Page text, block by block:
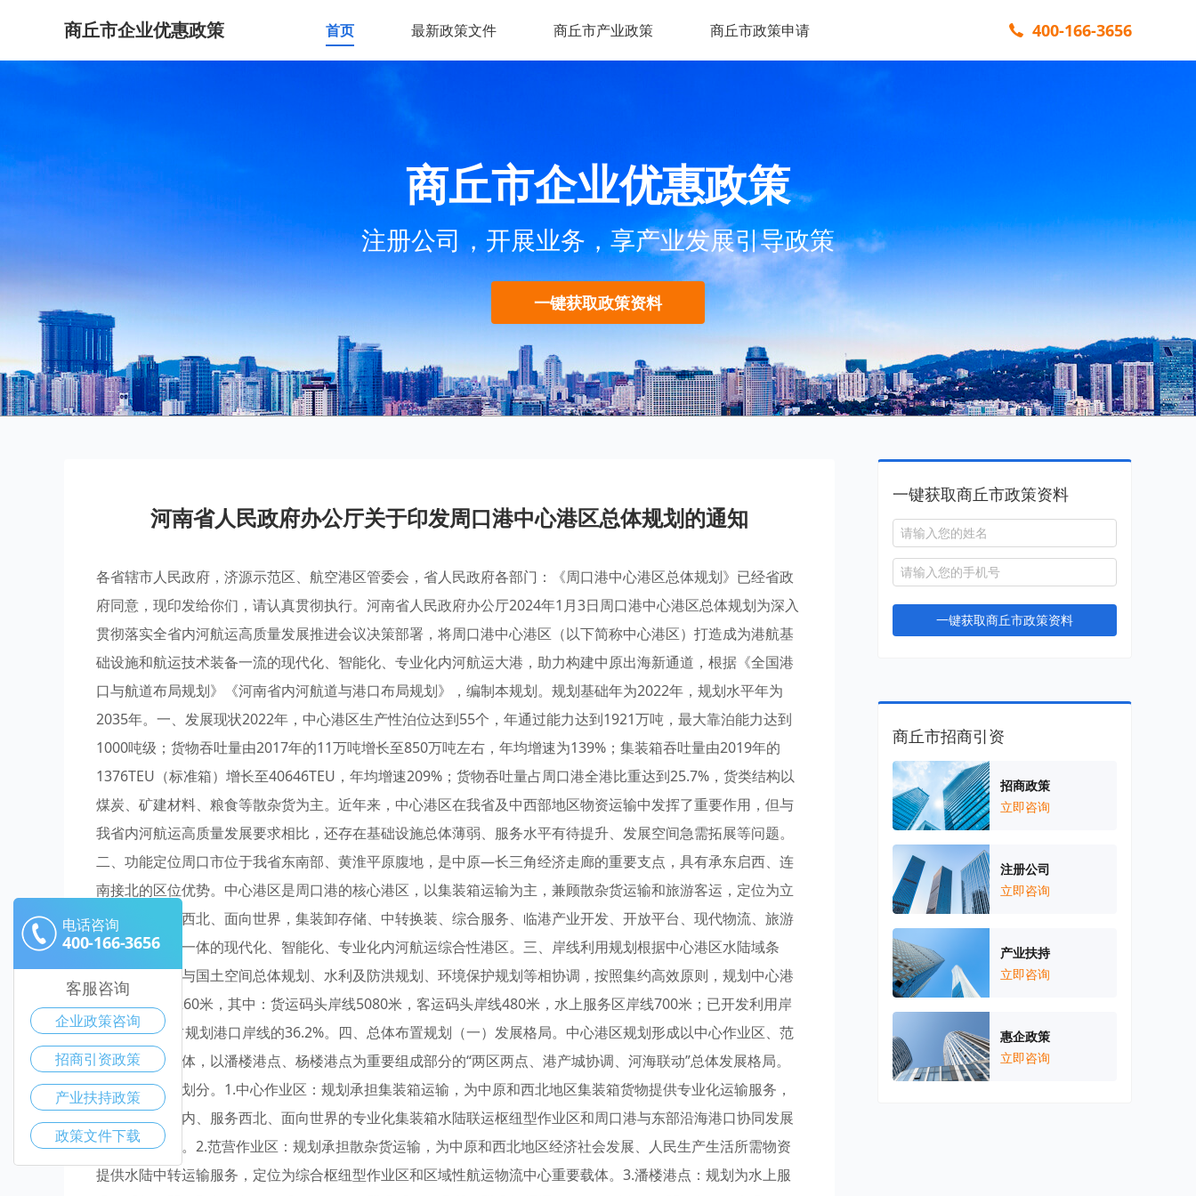
商丘市企业优惠政策 首页 最新政策文件 商丘市产业政策 商丘市政策申请 400-166-3656
商丘市企业优惠政策
注册公司，开展业务，享产业发展引导政策
一键获取政策资料
河南省人民政府办公厅关于印发周口港中心港区总体规划的通知
各省辖市人民政府，济源示范区、航空港区管委会，省人民政府各部门：《周口港中心港区总体规划》已经省政
府同意，现印发给你们，请认真贯彻执行。河南省人民政府办公厅2024年1月3日周口港中心港区总体规划为深入
贯彻落实全省内河航运高质量发展推进会议决策部署，将周口港中心港区（以下简称中心港区）打造成为港航基
础设施和航运技术装备一流的现代化、智能化、专业化内河航运大港，助力构建中原出海新通道，根据《全国港
口与航道布局规划》《河南省内河航道与港口布局规划》，编制本规划。规划基础年为2022年，规划水平年为
2035年。一、发展现状2022年，中心港区生产性泊位达到55个，年通过能力达到1921万吨，最大靠泊能力达到
1000吨级；货物吞吐量由2017年的11万吨增长至850万吨左右，年均增速为139%；集装箱吞吐量由2019年的
1376TEU（标准箱）增长至40646TEU，年均增速209%；货物吞吐量占周口港全港比重达到25.7%，货类结构以
煤炭、矿建材料、粮食等散杂货为主。近年来，中心港区在我省及中西部地区物资运输中发挥了重要作用，但与
我省内河航运高质量发展要求相比，还存在基础设施总体薄弱、服务水平有待提升、发展空间急需拓展等问题。
二、功能定位周口市位于我省东南部、黄淮平原腹地，是中原—长三角经济走廊的重要支点，具有承东启西、连
南接北的区位优势。中心港区是周口港的核心港区，以集装箱运输为主，兼顾散杂货运输和旅游客运，定位为立
足中原、服务西北、面向世界，集装卸存储、中转换装、综合服务、临港产业开发、开放平台、现代物流、旅游
客运等功能于一体的现代化、智能化、专业化内河航运综合性港区。三、岸线利用规划根据中心港区水陆域条
件，统筹考虑与国土空间总体规划、水利及防洪规划、环境保护规划等相协调，按照集约高效原则，规划中心港
区港口岸线6260米，其中：货运码头岸线5080米，客运码头岸线480米，水上服务区岸线700米；已开发利用岸
线2265米，占规划港口岸线的36.2%。四、总体布置规划（一）发展格局。中心港区规划形成以中心作业区、范
营作业区为主体，以潘楼港点、杨楼港点为重要组成部分的“两区两点、港产城协调、河海联动”总体发展格局。
（二）作业区划分。1.中心作业区：规划承担集装箱运输，为中原和西北地区集装箱货物提供专业化运输服务，
定位为立足国内、服务西北、面向世界的专业化集装箱水陆联运枢纽型作业区和周口港与东部沿海港口协同发展
的核心作业区。2.范营作业区：规划承担散杂货运输，为中原和西北地区经济社会发展、人民生产生活所需物资
提供水陆中转运输服务，定位为综合枢纽型作业区和区域性航运物流中心重要载体。3.潘楼港点：规划为水上服
一键获取商丘市政策资料
一键获取商丘市政策资料
商丘市招商引资
招商政策
立即咨询
注册公司
立即咨询
产业扶持
立即咨询
惠企政策
立即咨询
电话咨询
400-166-3656
客服咨询
企业政策咨询
招商引资政策
产业扶持政策
政策文件下载